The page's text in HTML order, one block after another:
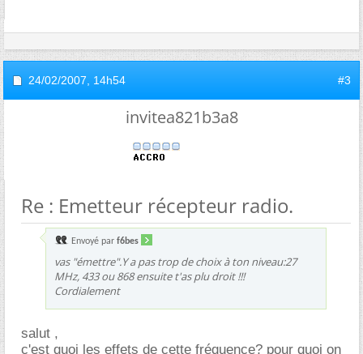
24/02/2007, 14h54 #3
invitea821b3a8
Re : Emetteur récepteur radio.
Envoyé par f6bes
vas "émettre".Y a pas trop de choix à ton niveau:27
MHz, 433 ou 868 ensuite t'as plu droit !!!
Cordialement
salut ,
c'est quoi les effets de cette fréquence? pour quoi on